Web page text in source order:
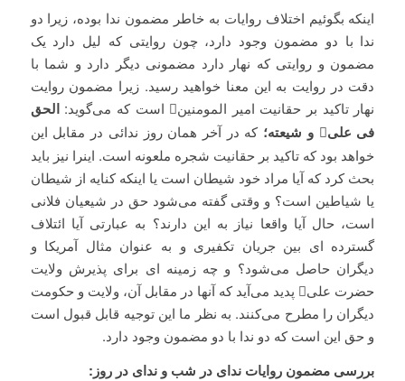
اینکه بگوئیم اختلاف روایات به خاطر مضمون ندا بوده، زیرا دو
ندا با دو مضمون وجود دارد، چون روایتی که لیل دارد یک
مضمون و روایتی که نهار دارد مضمونی دیگر دارد و شما با
دقت در روایت به این معنا خواهید رسید. زیرا مضمون روایت
نهار تاکید بر حقانیت امیر المومنین است که می‌گوید:
الحق
فی علی و شیعته؛ که در آخر همان روز ندائی در مقابل این
خواهد بود که تاکید بر حقانیت شجره ملعونه است. اینرا نیز باید
بحث کرد که آیا مراد خود شیطان است یا اینکه کنایه از شیطان
یا شیاطین است؟ و وقتی گفته می‌شود حق در شیعیان فلانی
است، حال آیا واقعا نیاز به این دارند؟ به عبارتی آیا ائتلاف
گسترده ای بین جریان تکفیری و به عنوان مثال آمریکا و
دیگران حاصل می‌شود؟ و چه زمینه ای برای پذیرش ولایت
حضرت علی پدید می‌آید که آنها در مقابل آن، ولایت و حكومت
ديگران را مطرح می‌کنند. به نظر ما این توجیه قابل قبول است
و حق این است که دو ندا با دو مضمون وجود دارد.
بررسی مضمون روایات ندای در شب و ندای در روز: